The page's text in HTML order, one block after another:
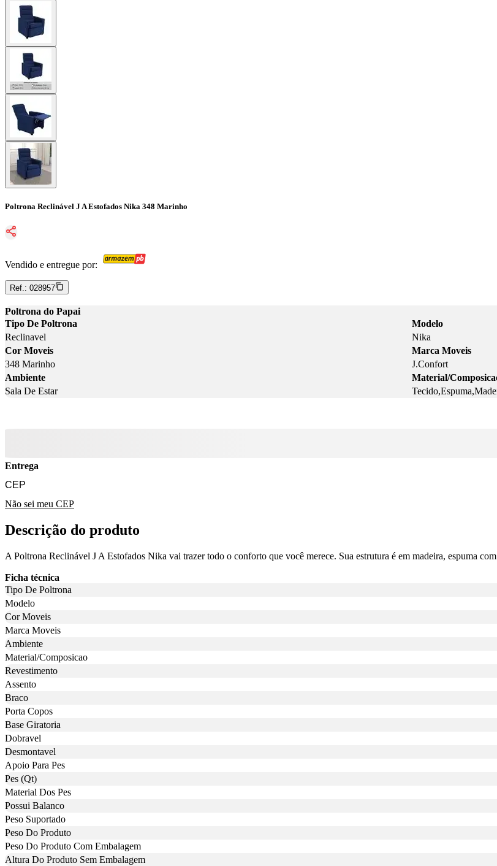
Poltrona Reclinável J A Estofados Nika 348 Marinho
Vendido e entregue por:
Ref.: 028957
Poltrona do Papai
Tipo De Poltrona
Reclinavel
Modelo
Nika
Cor Moveis
348 Marinho
Marca Moveis
J.Confort
Ambiente
Sala De Estar
Material/
Entrega
Não sei meu CEP
Descrição do produto
A Poltrona Reclinável J A Estofados Nika vai trazer todo o conforto que você merece. Sua estrutura é em madeira, espuma
Ficha técnica
Tipo De Poltrona
Modelo
Cor Moveis
Marca Moveis
Ambiente
Material/Composicao
Revestimento
Assento
Braco
Porta Copos
Base Giratoria
Dobravel
Desmontavel
Apoio Para Pes
Pes (Qt)
Material Dos Pes
Possui Balanco
Peso Suportado
Peso Do Produto
Peso Do Produto Com Embalagem
Altura Do Produto Sem Embalagem